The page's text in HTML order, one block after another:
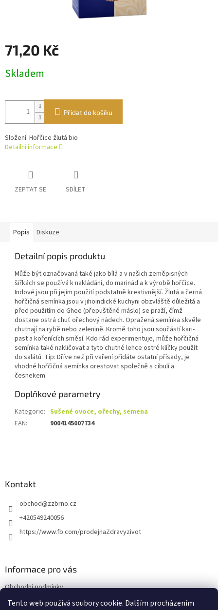
Tento web používá soubory cookie. Dalším procházením
71,20 Kč
cena:
Skladem
Přidat do košíku
Složení: Hořčice žlutá bio
Detailní informace
ZEPTAT SE SDÍLET
Popis Diskuze
Detailní popis produktu
Může být označovaná také jako bílá a v našich zeměpisných
šířkách se používá k nakládání, do marinád a k výrobě hořčice.
Indové jsou při jejím použití podstatně kreativnější. Žlutá a černá
hořčičná semínka jsou v jihoindické kuchyni obzvláště důležitá a
před použitím do Ghee (přepuštěné máslo) se praží, čímž
dostane ostrá chuť ořechový nádech. Opražená semínka skvěle
chutnají na rybě nebo zelenině. Kromě toho jsou součástí kari-
past a kořenících směsí. Kdo rád experimentuje, může hořčičná
semínka také nakličovat a tyto chutné lehce ostré klíčky použít
do salátů. Tip: Dříve než při vaření přidáte ostatní přísady, je
vhodné hořčičná semínka orestovat společně s cibulí a
česnekem.
Doplňkové parametry
Kategorie: Sušené ovoce, ořechy, semena
EAN: 9004145007734
Kontakt
obchod@zzbrno.cz
+420549240056
https://www.fb.com/prodejnaZdravyzivot
Informace pro vás
Obchodní podmínky
Podmínky ochrany osobních údajů